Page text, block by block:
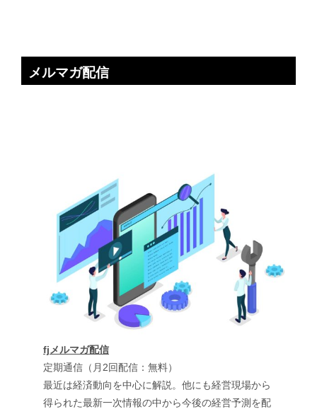
メルマガ配信
fjメルマガ配信
定期通信（月2回配信：無料）
最近は経済動向を中心に解説。他にも経営現場から
得られた最新一次情報の中から今後の経営予測を配